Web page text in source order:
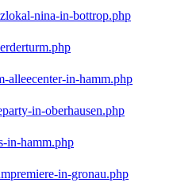
nina-in-bottrop.php
alleecenter-in-hamm.php
in-oberhausen.php
in-hamm.php
in-gronau.php